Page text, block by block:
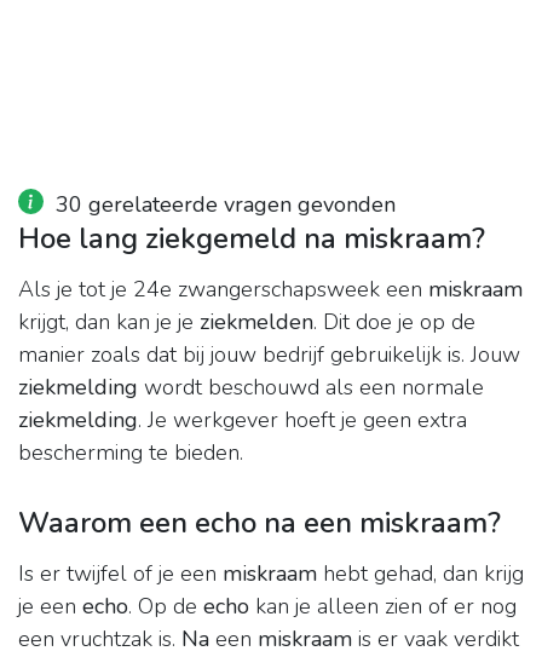
30 gerelateerde vragen gevonden
Hoe lang ziekgemeld na miskraam?
Als je tot je 24e zwangerschapsweek een miskraam
krijgt, dan kan je je ziekmelden. Dit doe je op de
manier zoals dat bij jouw bedrijf gebruikelijk is. Jouw
ziekmelding wordt beschouwd als een normale
ziekmelding. Je werkgever hoeft je geen extra
bescherming te bieden.
Waarom een echo na een miskraam?
Is er twijfel of je een miskraam hebt gehad, dan krijg
je een echo. Op de echo kan je alleen zien of er nog
een vruchtzak is. Na een miskraam is er vaak verdikt